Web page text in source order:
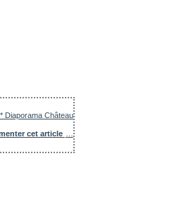
Diaporama Château
cet article